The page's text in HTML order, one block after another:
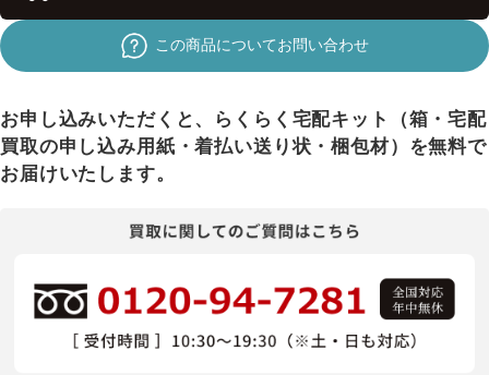
この商品についてお問い合わせ
お申し込みいただくと、らくらく宅配キット（箱・宅配
買取の申し込み用紙・着払い送り状・梱包材）を無料で
お届けいたします。